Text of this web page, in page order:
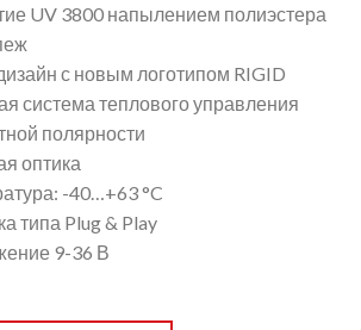
UV 3800 напылением полиэстера
с новым логотипом RIGID
система теплового управления
полярности
оптика
-40…+63 °C
типа Plug & Play
9-36 В